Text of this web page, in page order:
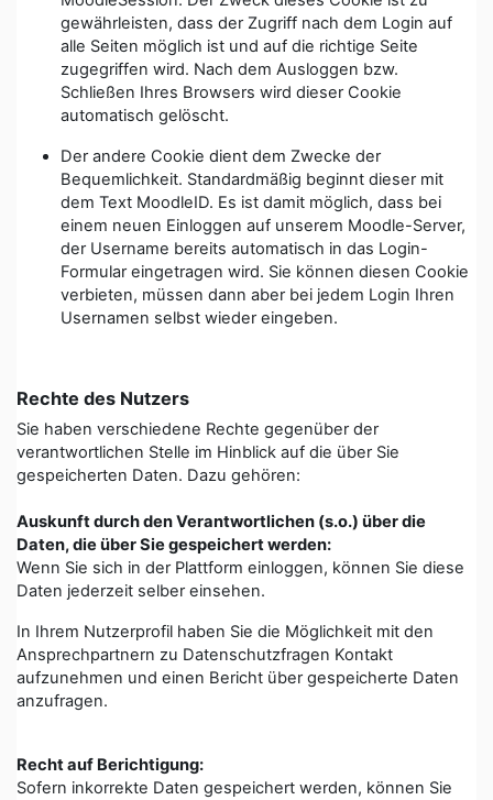
gewährleisten, dass der Zugriff nach dem Login auf
alle Seiten möglich ist und auf die richtige Seite
zugegriffen wird. Nach dem Ausloggen bzw.
Schließen Ihres Browsers wird dieser Cookie
automatisch gelöscht.
Der andere Cookie dient dem Zwecke der
Bequemlichkeit. Standardmäßig beginnt dieser mit
dem Text MoodleID. Es ist damit möglich, dass bei
einem neuen Einloggen auf unserem Moodle-Server,
der Username bereits automatisch in das Login-
Formular eingetragen wird. Sie können diesen Cookie
verbieten, müssen dann aber bei jedem Login Ihren
Usernamen selbst wieder eingeben.
Rechte des Nutzers
Sie haben verschiedene Rechte gegenüber der
verantwortlichen Stelle im Hinblick auf die über Sie
gespeicherten Daten. Dazu gehören:
Auskunft durch den Verantwortlichen (s.o.) über die
Daten, die über Sie gespeichert werden:
Wenn Sie sich in der Plattform einloggen, können Sie diese
Daten jederzeit selber einsehen.
In Ihrem Nutzerprofil haben Sie die Möglichkeit mit den
Ansprechpartnern zu Datenschutzfragen Kontakt
aufzunehmen und einen Bericht über gespeicherte Daten
anzufragen.
Recht auf Berichtigung:
Sofern inkorrekte Daten gespeichert werden, können Sie